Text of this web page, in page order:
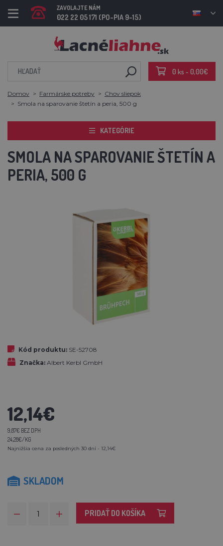
ZAVOLAJTE NÁM
022 22 05 171 (PO-PIA 9-15)
0 ks - 0,00€
Domov Farmárske potreby
Chov sliepok
Smola na sparovanie štetín a peria, 500 g
KATEGÓRIE
SMOLA NA SPAROVANIE ŠTETÍN A
PERIA, 500 G
Kód produktu: SE-52708
Značka: Albert Kerbl GmbH
12,14€
9,87€ BEZ DPH
24,28€/KG
Najnižšia cena za posledných 30 dní - 12,14€
SKLADOM
PRIDAŤ DO KOŠÍKA